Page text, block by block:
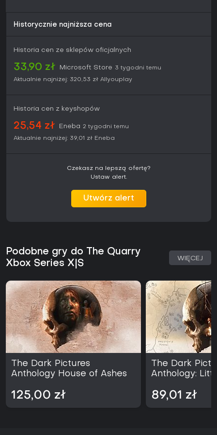
Historycznie najniższa cena
Historia cen ze sklepów oficjalnych
33,90 zł Microsoft Store 3 tygodni temu
Aktualnie najniżej: 320,53 zł Allyouplay
Historia cen z keyshopów
25,54 zł Eneba 2 tygodni temu
Aktualnie najniżej: 39,01 zł Eneba
Czekasz na lepszą ofertę?
Ustaw alert.
Utwórz alert
Podobne gry do The Quarry
Xbox Series X|S
WIĘCEJ
The Dark Pictures
Anthology House of Ashes
125,00 zł
The Dark
Anthology:
89,01 zł